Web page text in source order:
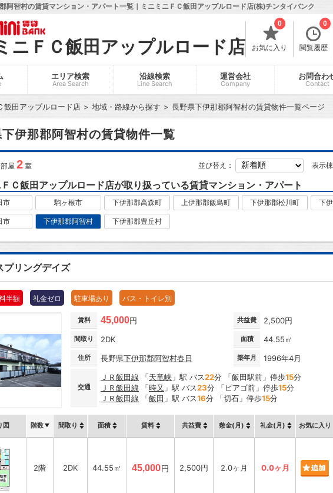
阿智村の賃貸マンション・アパート一覧｜ミニミニＦＣ飯田アップルロード店(株)チンタイバンク
ニＦＣ飯田アップルロード店 お気に入り
0
閲覧履歴
0
エリア検索
Area Search
沿線検索
Line Search
運営会社
Company
お問合わ
Contact
飯田アップルロード店 地域・路線から探す 長野県下伊那郡阿智村の賃貸物件一覧ページ
伊那郡阿智村の賃貸物件一覧
屋 2 室 並び替え：
Ｃ飯田アップルロード店が取り扱っている賃貸マンション・アパート
市 駒ヶ根市 下伊那郡高森町 上伊那郡飯島町 下伊那郡松川町 下
市 下伊那郡阿智村 下伊那郡豊丘村
表示棟
プリングデイズ
半額 礼金ゼロ 駐車場あり バス・トイレ別
賃料 45,000円 共益費 2,500円
間取り 2DK 面積 44.55㎡
住所 長野県下伊那郡阿智村春日 築年月 1996年4月
交通
ＪＲ飯田線 「天竜峡 」駅 バス22分 「飯田駅前」停歩15分
ＪＲ飯田線 「時又 」駅 バス23分 「ピアゴ前」停歩15分
ＪＲ飯田線 「飯田 」駅 バス16分 「切石」停歩15分
図 階数 間取り 面積 賃料 共益費 敷金(月) 礼金(月) お気に入り
2階 2DK 44.55㎡ 45,000円 2,500円 2.0ヶ月 0.0ヶ月